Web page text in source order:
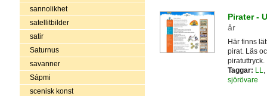
sannolikhet
satellitbilder
satir
Saturnus
savanner
Sápmi
scenisk konst
Pirater -
år
Här finns
pirat. Läs
piratuttryck.
Taggar: LL,
sjörövare